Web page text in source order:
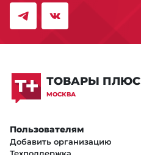
ТОВАРЫ ПЛЮС
МОСКВА
Пользователям
Добавить организацию